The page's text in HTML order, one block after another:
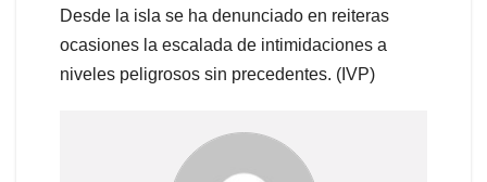
Desde la isla se ha denunciado en reiteras
ocasiones la escalada de intimidaciones a
niveles peligrosos sin precedentes. (IVP)